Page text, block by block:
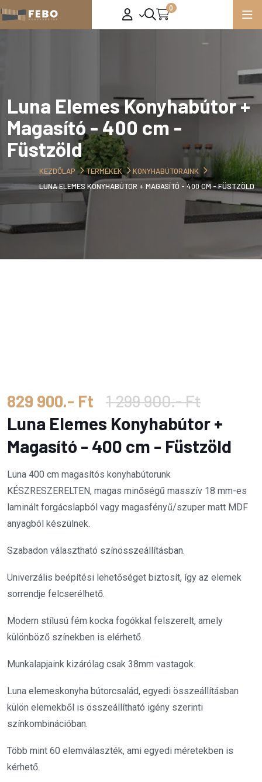
0
Luna Elemes Konyhabútor +
Magasító - 400 cm -
Füstzöld
KEZDŐLAP TERMÉKEK
KONYHABÚTORAINK
LUNA ELEMES KONYHABÚTOR + MAGASÍTÓ - 400 CM - FÜSTZÖLD
829 900.- Ft 1 299 900.- Ft
Luna Elemes Konyhabútor +
Magasító - 400 cm - Füstzöld
Luna 400 cm magasítós konyhabútorunk
KÉSZRESZERELTEN, magas minőségű masszív 18 mm-es
laminált forgácslapból vagy magasfényű/szuper matt MDF
anyagból készülnek.
Szabadon választható színösszeállításban.
Univerzális beépítési lehetőséget biztosít, így az elemek
sorrendje felcserélhető.
Modern stílusú fém kocka fogókkal felszerelt, amely
különböző színekben is elérhető.
Munkalapjaink kizárólag csak 38mm vastagok.
Luna elemeskonyha bútorcsalád, egyedi összeállításban
külön elemekből is összeállítható igény szerinti
színkombinációban.
Több mint 60 elemválaszték, ami egyedi méretekben is
kérhető.